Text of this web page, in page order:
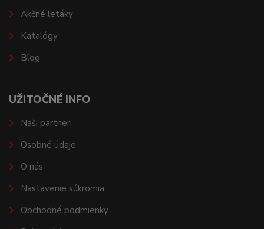
Akčné letáky
Katalógy
Blog
UŽITOČNÉ INFO
Naši partneri
Osobné údaje
O nás
Nastavenie súkromia
Obchodné podmienky